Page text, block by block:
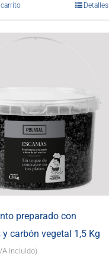
Detalles
preparado con
carbón vegetal 1,5 Kg
incluido)